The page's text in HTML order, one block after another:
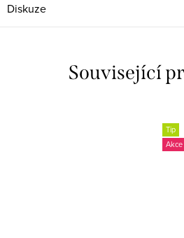
Diskuze
Související
Tip